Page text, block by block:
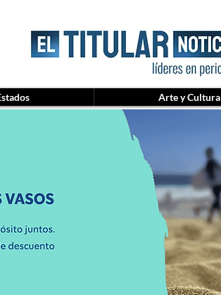
Arte y Cultura